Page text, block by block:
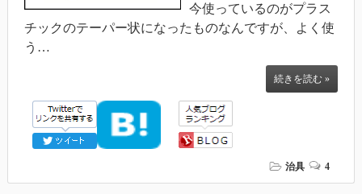
今使っているのがプラス
チックのテーパー状になったものなんですが、よく使
う…
続きを読む »
治具 4